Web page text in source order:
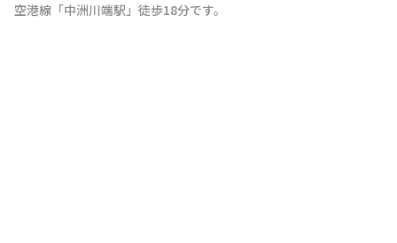
空港線 「中洲川端駅 」 徒歩18分です。